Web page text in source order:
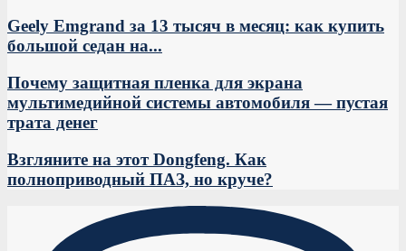
Geely Emgrand за 13 тысяч в месяц: как купить
большой седан на...
Почему защитная пленка для экрана
мультимедийной системы автомобиля — пустая
трата денег
Взгляните на этот Dongfeng. Как
полноприводный ПАЗ, но круче?